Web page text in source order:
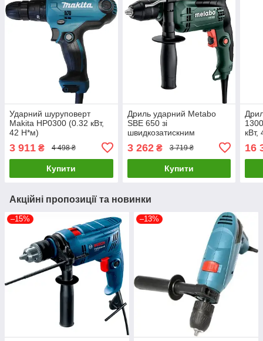
Ударний шуруповерт
Makita HP0300 (0.32 кВт,
42 Н*м)
3 911 ₴ 4 498 ₴
Купити
Дриль ударний Metabo
SBE 650 зі
швидкозатискним
патроном + кейс (0.65 кВт,
2800 об/хв) (600742500)
3 262₴ 3 719 ₴
Купити
16
Акційні пропозиції та новинки
–15% –13%